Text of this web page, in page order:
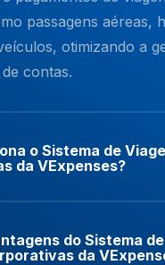
passagens aéreas,
otimizando a
contas.
o Sistema de
da VExpenses?
do Sistema de
da